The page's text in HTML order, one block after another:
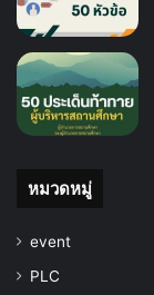
หมวดหมู่
event
PLC